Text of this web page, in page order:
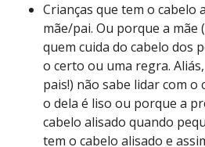
Crianças que tem o cabelo
mãe/pai. Ou porque a mãe
quem cuida do cabelo dos
o certo ou uma regra.
pais!) não sabe lidar com
o dela é liso ou porque a
cabelo alisado quando
tem o cabelo alisado e